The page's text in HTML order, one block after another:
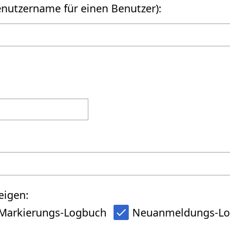
für einen Benutzer):
Logbuch Neuanmeldungs-